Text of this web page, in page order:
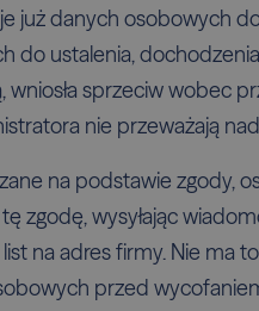
już danych osobowych
do ustalenia,
sprzeciw wobec
nie przeważają
na podstawie zgody,
zgodę, wysyłając
na adres firmy. Nie ma
przed